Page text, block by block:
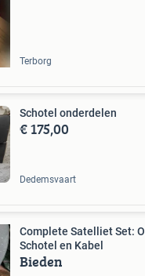
Terborg
Schotel onderdelen
€ 175,00
Dedemsvaart
Complete Satelliet Set:
Schotel en Kabel
Bieden